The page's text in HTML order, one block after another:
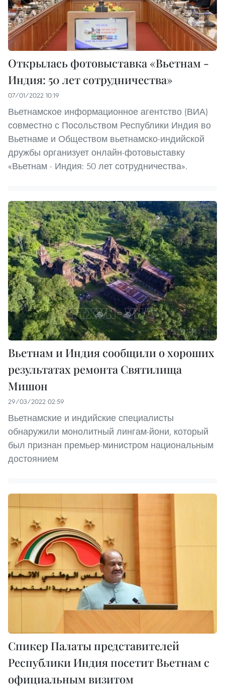
Открылась фотовыставка «Вьетнам -
Индия: 50 лет сотрудничества»
07/01/2022 10:19
Вьетнамское информационное агентство (ВИА)
совместно с Посольством Республики Индия во
Вьетнаме и Обществом вьетнамско-индийской
дружбы организует онлайн-фотовыставку
«Вьетнам - Индия: 50 лет сотрудничества».
Вьетнам и Индия сообщили о хороших
результатах ремонта Святилища
Мишон
29/03/2022 02:59
Вьетнамские и индийские специалисты
обнаружили монолитный лингам-йони, который
был признан премьер-министром национальным
достоянием
Спикер Палаты представителей
Республики Индия посетит Вьетнам с
официальным визитом